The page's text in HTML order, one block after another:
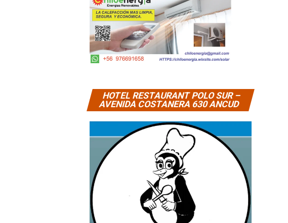
HOTEL RESTAURANT POLO SUR –
AVENIDA COSTANERA 630 ANCUD